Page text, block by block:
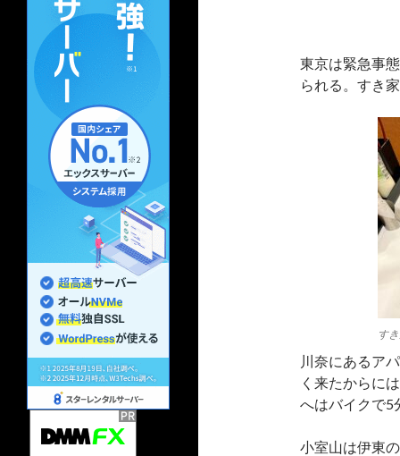
東京は緊急事
られる。すき
す
川奈にあるア
く来たからには
へはバイクで5
小室山は伊東